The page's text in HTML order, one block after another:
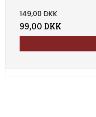
149,00 DKK
99,00 DKK